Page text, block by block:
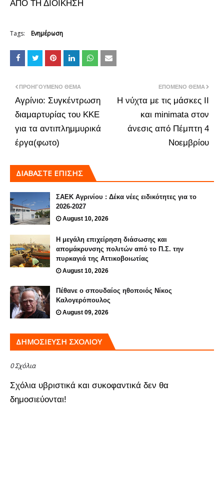
ΑΠΟ ΤΗ ΔΙΟΙΚΗΣΗ
Tags: Ενημέρωση
ΕΠΌΜΕΝΟ ΘΈΜΑ
Η νύχτα με τις μάσκες ΙΙ
και minimata στον
άνεσις από Πέμπτη 4
Νοεμβρίου
ΠΡΟΗΓΟΎΜΕΝΟ ΘΈΜΑ
Αγρίνιο: Συγκέντρωση
διαμαρτυρίας του ΚΚΕ
για τα αντιπλημμυρικά
έργα(φωτo)
ΔΙΑΒΑΣΤΕ ΕΠΙΣΗΣ
ΣΑΕΚ Αγρινίου : Δέκα νέες ειδικότητες για το
2026-2027
August 10, 2026
Η μεγάλη επιχείρηση διάσωσης και
απομάκρυνσης πολιτών από το Π.Σ. την
πυρκαγιά της Αττικοβοιωτίας
August 10, 2026
Πέθανε ο σπουδαίος ηθοποιός Νίκος
Καλογερόπουλος
August 09, 2026
ΔΗΜΟΣΊΕΥΣΗ ΣΧΟΛΊΟΥ
0 Σχόλια
Σχόλια υβριστικά και συκοφαντικά δεν θα
δημοσιεύονται!